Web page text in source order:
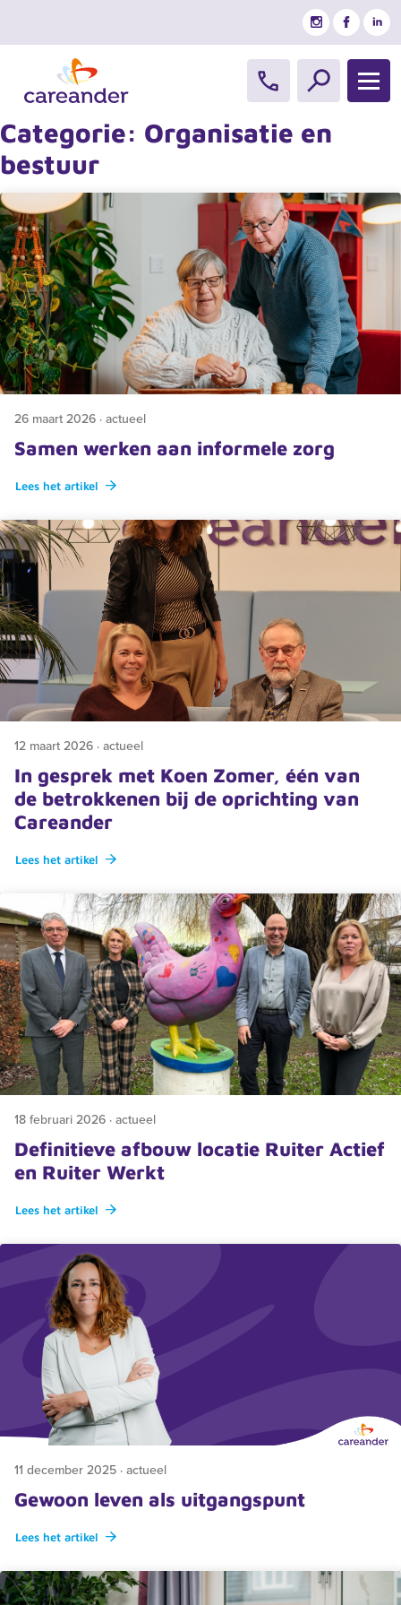
Categorie: Organisatie en
bestuur
26 maart 2026 · actueel
Samen werken aan informele zorg
Lees het artikel
12 maart 2026 · actueel
In gesprek met Koen Zomer, één van
de betrokkenen bij de oprichting van
Careander
Lees het artikel
18 februari 2026 · actueel
Definitieve afbouw locatie Ruiter Actief
en Ruiter Werkt
Lees het artikel
11 december 2025 · actueel
Gewoon leven als uitgangspunt
Lees het artikel